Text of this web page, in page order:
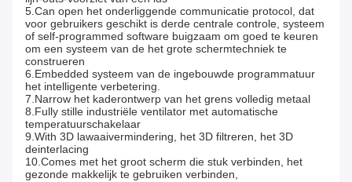
5.Can open het onderliggende communicatie protocol, dat
voor gebruikers geschikt is derde centrale controle, systeem
of self-programmed software buigzaam om goed te keuren
om een systeem van de het grote schermtechniek te
construeren
6.Embedded systeem van de ingebouwde programmatuur
het intelligente verbetering.
7.Narrow het kaderontwerp van het grens volledig metaal
8.Fully stille industriële ventilator met automatische
temperatuurschakelaar
9.With 3D lawaaivermindering, het 3D filtreren, het 3D
deinterlacing
10.Comes met het groot scherm die stuk verbinden, het
gezonde makkelijk te gebruiken verbinden,